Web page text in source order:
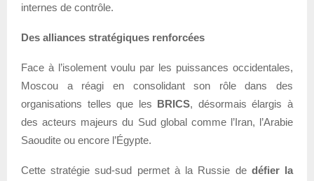
internes de contrôle.
Des alliances stratégiques renforcées
Face à l’isolement voulu par les puissances occidentales,
Moscou a réagi en consolidant son rôle dans des
organisations telles que les BRICS, désormais élargis à
des acteurs majeurs du Sud global comme l’Iran, l’Arabie
Saoudite ou encore l’Égypte.
Cette stratégie sud-sud permet à la Russie de défier la